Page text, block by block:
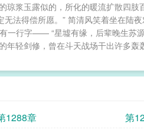
浆玉露似的，所化的暖流扩散四肢
法得偿所愿。” 简清风笑着坐在陆
一行字—— “星墟有缘，后辈晚生苏
年轻剑修，曾在斗天战场干出许多轰
1288章
第